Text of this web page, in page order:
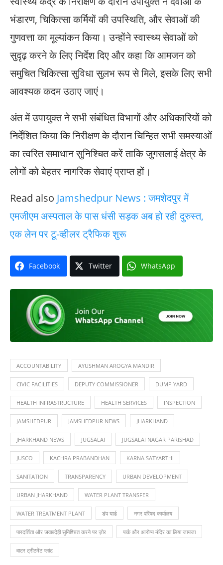
भंडारण, चिकित्सा कर्मियों की उपस्थिति, और सेवाओं की
गुणवत्ता का मूल्यांकन किया। उन्होंने स्वास्थ्य सेवाओं को
सुदृढ़ करने के लिए निर्देश दिए और कहा कि आमजन को
समुचित चिकित्सा सुविधा सुलभ रूप से मिले, इसके लिए सभी
आवश्यक कदम उठाए जाएं।
अंत में उपायुक्त ने सभी संबंधित विभागों और अधिकारियों को
निर्देशित किया कि निरीक्षण के दौरान चिन्हित सभी समस्याओं
का त्वरित समाधान सुनिश्चित करें ताकि जुगसलाई क्षेत्र के
लोगों को बेहतर नागरिक सेवाएं प्राप्त हों।
Read also Jamshedpur News : जमशेदपुर में
एमजीएम अस्पताल के पास धंसी सड़क अब हो रही दुरुस्त,
एक लेन पर टू-व्हीलर ट्रैफिक शुरू
Facebook Twitter WhatsApp
ACCOUNTABILITY AYUSHMAN AROGYA MANDIR
CIVIC FACILITIES DEPUTY COMMISSIONER DUMP YARD
HEALTH INFRASTRUCTURE HEALTH SERVICES INSPECTION
JAMSHEDPUR JAMSHEDPUR NEWS JHARKHAND
JHARKHAND NEWS JUGSALAI JUGSALAI NAGAR PARISHAD
JUSCO KACHRA PRABANDHAN KARNA SATYARTHI
SANITATION TRANSPARENCY URBAN DEVELOPMENT
URBAN JHARKHAND WATER PLANT TRANSFER
WATER TREATMENT PLANT डंप यार्ड नगर परिषद कार्यालय
पारदर्शिता और जवाबदेही सुनिश्चित करने पर ज़ोर पार्क और आरोग्य मंदिर का लिया जायजा
वाटर ट्रीटमेंट प्लांट